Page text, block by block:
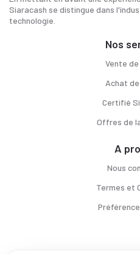
Siaracash se distingue dans
technologie.
Nos
Vente
Achat
Certifié
Offres de
A
Nous
Termes et